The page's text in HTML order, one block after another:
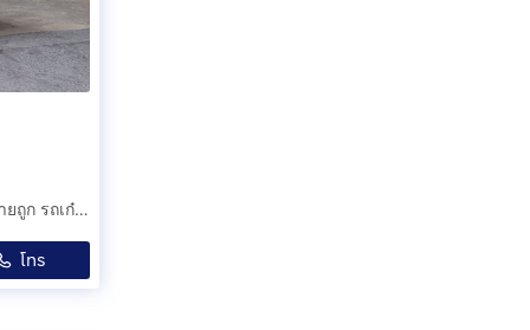
TOYOTA ALTIS 1.6 E G J โตโยต้า อัลติส ตูดหมู ขายด่วน ขายถูก รถเก๋งสวย เจ้าของขายเอง รถยนต์มือสอง ดาวน์น้อย ผ่อนสบาย มือเดียว ประหยั
โทร